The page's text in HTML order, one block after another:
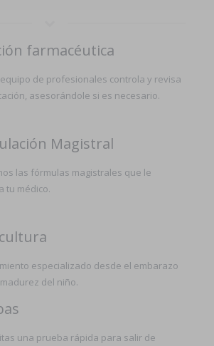
farmacéutica
de profesionales controla y revisa
asesorándole si es necesario.
Magistral
las fórmulas magistrales que le
tu médico.
especializado desde el embarazo
del niño.
una prueba rápida para salir de